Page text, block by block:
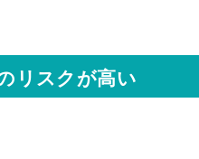
リスクが高い